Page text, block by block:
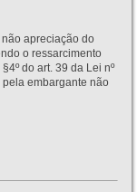
apreciação do
o ressarcimento
do art. 39 da Lei nº
pela embargante não